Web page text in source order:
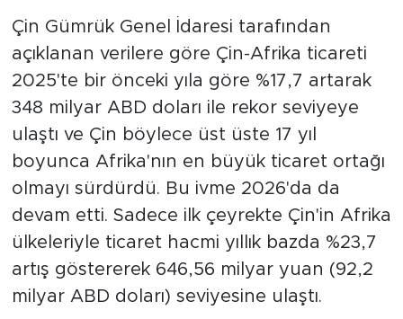
Çin Gümrük Genel İdaresi tarafından
açıklanan verilere göre Çin-Afrika ticareti
2025'te bir önceki yıla göre %17,7 artarak
348 milyar ABD doları ile rekor seviyeye
ulaştı ve Çin böylece üst üste 17 yıl
boyunca Afrika'nın en büyük ticaret ortağı
olmayı sürdürdü. Bu ivme 2026'da da
devam etti. Sadece ilk çeyrekte Çin'in Afrika
ülkeleriyle ticaret hacmi yıllık bazda %23,7
artış göstererek 646,56 milyar yuan (92,2
milyar ABD doları) seviyesine ulaştı.